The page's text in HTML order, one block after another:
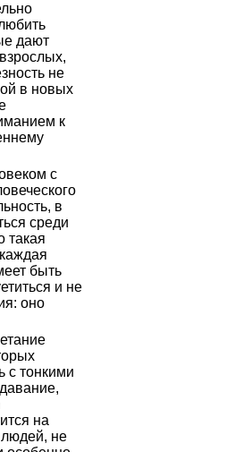
дают
не
в новых
к
с
в
среди
такая
быть
и не
оно
с тонкими
на
людей, не